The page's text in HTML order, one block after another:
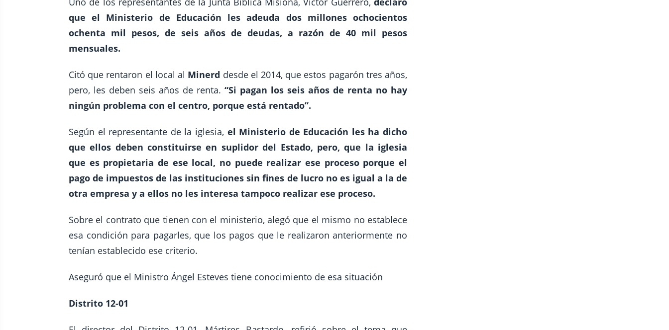
que el Ministerio de Educación les adeuda dos millones ochocientos
ochenta mil pesos, de seis años de deudas, a razón de 40 mil pesos
mensuales.
Citó que rentaron el local al Minerd desde el 2014, que estos pagarón tres años,
pero, les deben seis años de renta. “Si pagan los seis años de renta no hay
ningún problema con el centro, porque está rentado”.
Según el representante de la iglesia, el Ministerio de Educación les ha dicho
que ellos deben constituirse en suplidor del Estado, pero, que la iglesia
que es propietaria de ese local, no puede realizar ese proceso porque el
pago de impuestos de las instituciones sin fines de lucro no es igual a la de
otra empresa y a ellos no les interesa tampoco realizar ese proceso.
Sobre el contrato que tienen con el ministerio, alegó que el mismo no establece
esa condición para pagarles, que los pagos que le realizaron anteriormente no
tenían establecido ese criterio.
Aseguró que el Ministro Ángel Esteves tiene conocimiento de esa situación
Distrito 12-01